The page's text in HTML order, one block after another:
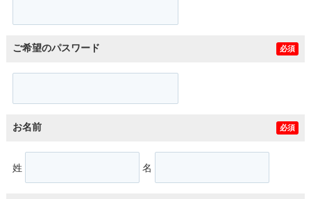
ご希望のパスワード 必須
お名前 必須
姓 名